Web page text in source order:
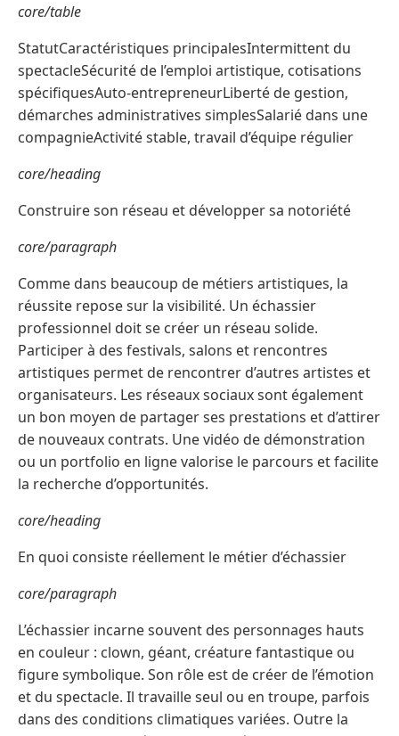
core/table
StatutCaractéristiques principalesIntermittent du
spectacleSécurité de l’emploi artistique, cotisations
spécifiquesAuto-entrepreneurLiberté de gestion,
démarches administratives simplesSalarié dans une
compagnieActivité stable, travail d’équipe régulier
core/heading
Construire son réseau et développer sa notoriété
core/paragraph
Comme dans beaucoup de métiers artistiques, la
réussite repose sur la visibilité. Un échassier
professionnel doit se créer un réseau solide.
Participer à des festivals, salons et rencontres
artistiques permet de rencontrer d’autres artistes et
organisateurs. Les réseaux sociaux sont également
un bon moyen de partager ses prestations et d’attirer
de nouveaux contrats. Une vidéo de démonstration
ou un portfolio en ligne valorise le parcours et facilite
la recherche d’opportunités.
core/heading
En quoi consiste réellement le métier d’échassier
core/paragraph
L’échassier incarne souvent des personnages hauts
en couleur : clown, géant, créature fantastique ou
figure symbolique. Son rôle est de créer de l’émotion
et du spectacle. Il travaille seul ou en troupe, parfois
dans des conditions climatiques variées. Outre la